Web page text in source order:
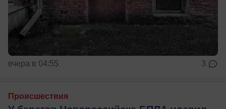
вчера в 04:55 3
Происшествия